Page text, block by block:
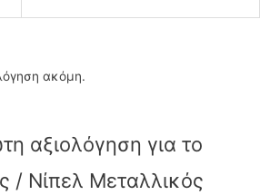
ακόμη.
αξιολόγηση για το
/ Νίπελ Μεταλλικός